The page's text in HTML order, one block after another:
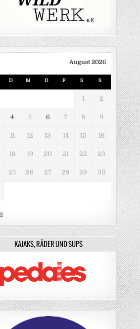
August 2026
D M D F S S
1 2
4 5 6 7 8 9
11 12 13 14 15 16
18 19 20 21 22 23
25 26 27 28 29 30
KAJAKS, RÄDER UND SUPS